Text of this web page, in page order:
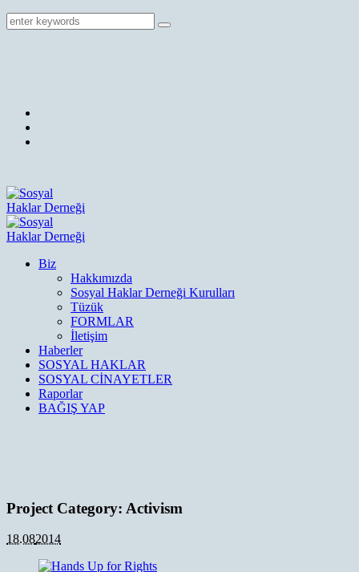
Biz
Hakkımızda
Sosyal Haklar Derneği Kurulları
Tüzük
FORMLAR
İletişim
Haberler
SOSYAL HAKLAR
SOSYAL CİNAYETLER
Raporlar
BAĞIŞ YAP
Project Category: Activism
18.082014